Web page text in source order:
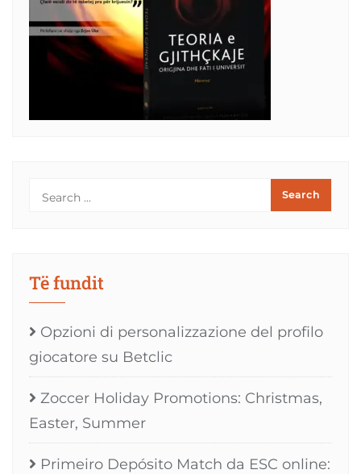
Të fundit
Opzioni di personalizzazione del profilo
giocatore su Betclic
Zoccer Holiday Promotions: Christmas,
Easter, Summer
Primeiro Depósito Match da ESC online: